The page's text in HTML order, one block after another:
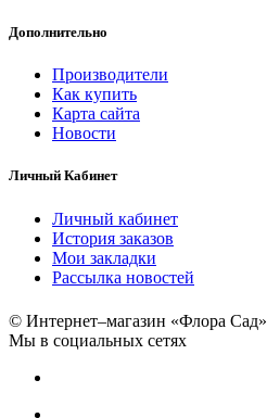
Дополнительно
Производители
Как купить
Карта сайта
Новости
Личный Кабинет
Личный кабинет
История заказов
Мои закладки
Рассылка новостей
© Интернет–магазин «Флора Сад»
Мы в социальных сетях